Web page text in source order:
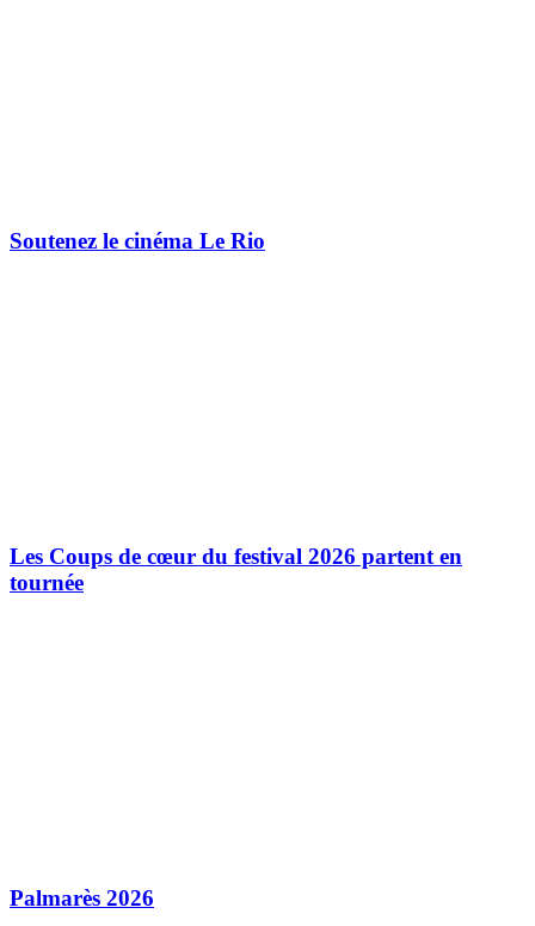
Soutenez le cinéma Le Rio
Les Coups de cœur du festival 2026 partent en
tournée
Palmarès 2026